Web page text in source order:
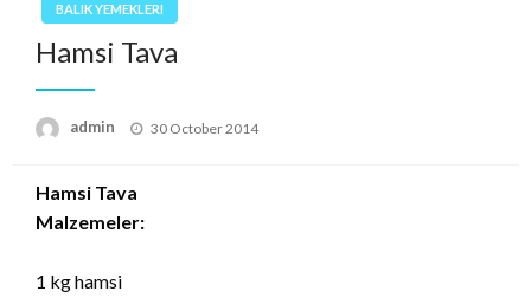
BALIK YEMEKLERI
Hamsi Tava
admin
Posted
30 October 2014
Hamsi Tava
Malzemeler:
1 kg hamsi